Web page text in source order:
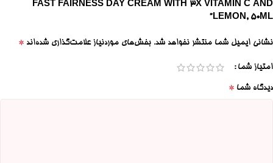
FAST FAIRNESS DAY CREAM WITH 3X VITAMIN C AND
LEMON, 50ML”
نشانی ایمیل شما منتشر نخواهد شد. بخش‌های موردنیاز علامت‌گذاری شده‌اند *
امتیاز شما
دیدگاه شما *